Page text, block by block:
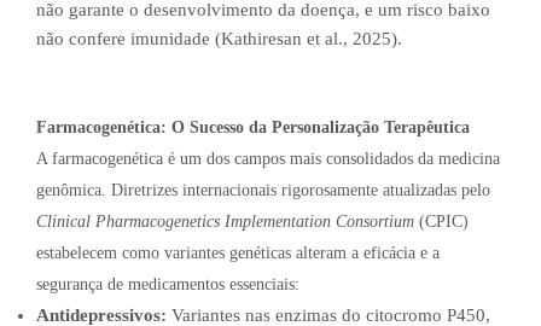
não garante o desenvolvimento da doença, e um risco baixo
não confere imunidade (Kathiresan et al., 2025).
Farmacogenética: O Sucesso da Personalização Terapêutica
A farmacogenética é um dos campos mais consolidados da medicina
genômica. Diretrizes internacionais rigorosamente atualizadas pelo
Clinical Pharmacogenetics Implementation Consortium (CPIC)
estabelecem como variantes genéticas alteram a eficácia e a
segurança de medicamentos essenciais:
Antidepressivos: Variantes nas enzimas do citocromo P450,